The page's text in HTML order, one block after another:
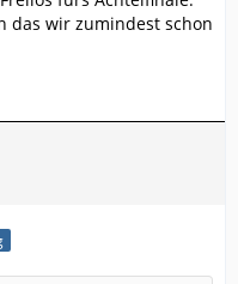
das wir zumindest schon